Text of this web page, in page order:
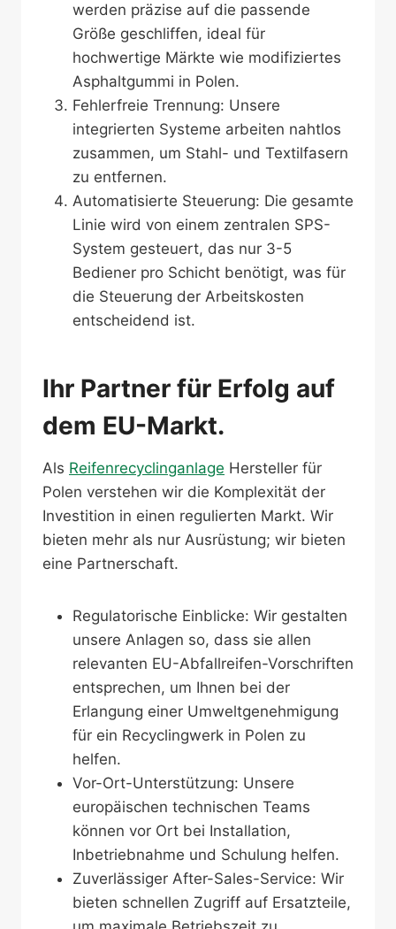
werden präzise auf die passende
Größe geschliffen, ideal für
hochwertige Märkte wie modifiziertes
Asphaltgummi in Polen.
Fehlerfreie Trennung: Unsere
integrierten Systeme arbeiten nahtlos
zusammen, um Stahl- und Textilfasern
zu entfernen.
Automatisierte Steuerung: Die gesamte
Linie wird von einem zentralen SPS-
System gesteuert, das nur 3-5
Bediener pro Schicht benötigt, was für
die Steuerung der Arbeitskosten
entscheidend ist.
Ihr Partner für Erfolg auf
dem EU-Markt.
Als Reifenrecyclinganlage Hersteller für
Polen verstehen wir die Komplexität der
Investition in einen regulierten Markt. Wir
bieten mehr als nur Ausrüstung; wir bieten
eine Partnerschaft.
Regulatorische Einblicke: Wir gestalten
unsere Anlagen so, dass sie allen
relevanten EU-Abfallreifen-Vorschriften
entsprechen, um Ihnen bei der
Erlangung einer Umweltgenehmigung
für ein Recyclingwerk in Polen zu
helfen.
Vor-Ort-Unterstützung: Unsere
europäischen technischen Teams
können vor Ort bei Installation,
Inbetriebnahme und Schulung helfen.
Zuverlässiger After-Sales-Service: Wir
bieten schnellen Zugriff auf Ersatzteile,